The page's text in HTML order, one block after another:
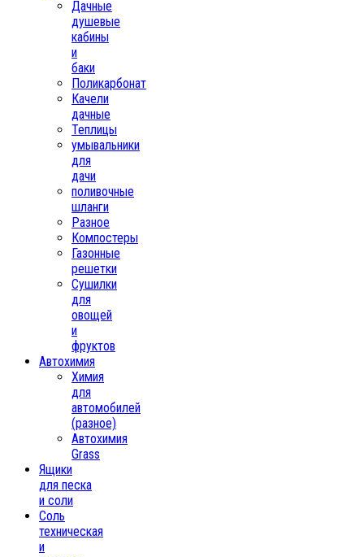
Дачные
душевые
кабины
и
баки
Поликарбонат
Качели
дачные
Теплицы
умывальники
для
дачи
поливочные
шланги
Разное
Компостеры
Газонные
решетки
Сушилки
для
овощей
и
фруктов
Автохимия
Химия
для
автомобилей
(разное)
Автохимия
Grass
Ящики
для песка
и соли
Соль
техническая
и